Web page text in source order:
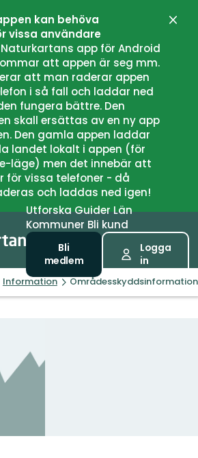
kan behöva
vissa användare
app för Android
att appen är seg mm.
att man raderar appen
i så fall och laddar ned
fungera bättre. Den
skall ersättas av en ny app
Den gamla appen laddar
landet lokalt i appen (för
läge) men det innebär att
för vissa telefoner - då
och laddas ned igen!
UtforskaGuiderLän
Kommuner Bli kund
Bli
medlem
Logga
in
Information